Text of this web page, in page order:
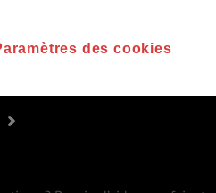
des cookies